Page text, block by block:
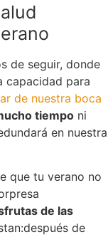
de seguir, donde
capacidad para
de nuestra boca
tiempo ni
en nuestra
que tu verano no
de las
de